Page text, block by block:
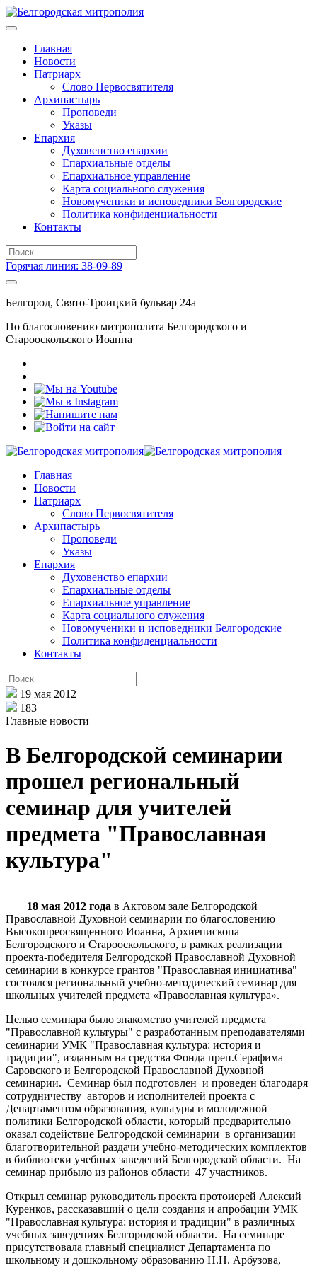
Главная
Новости
Патриарх
Слово Первосвятителя
Архипастырь
Проповеди
Указы
Епархия
Духовенство епархии
Епархиальные отделы
Епархиальное управление
Карта социального служения
Новомученики и исповедники Белгородские
Политика конфиденциальности
Контакты
Горячая линия: 38-09-89
Белгород, Свято-Троицкий бульвар 24а
По благословению митрополита Белгородского и
Старооскольского Иоанна
Главная
Новости
Патриарх
Слово Первосвятителя
Архипастырь
Проповеди
Указы
Епархия
Духовенство епархии
Епархиальные отделы
Епархиальное управление
Карта социального служения
Новомученики и исповедники Белгородские
Политика конфиденциальности
Контакты
19 мая 2012
183
Главные новости
В Белгородской семинарии
прошел региональный
семинар для учителей
предмета "Православная
культура"
18 мая 2012 года в Актовом зале Белгородской
Православной Духовной семинарии по благословению
Высокопреосвященного Иоанна, Архиепископа
Белгородского и Старооскольского, в рамках реализации
проекта-победителя Белгородской Православной Духовной
семинарии в конкурсе грантов "Православная инициатива"
состоялся региональный учебно-методический семинар для
школьных учителей предмета «Православная культура».
Целью семинара было знакомство учителей предмета
"Православной культуры" с разработанным преподавателями
семинарии УМК "Православная культура: история и
традиции", изданным на средства Фонда преп.Серафима
Саровского и Белгородской Православной Духовной
семинарии. Семинар был подготовлен и проведен благодаря
сотрудничеству авторов и исполнителей проекта с
Департаментом образования, культуры и молодежной
политики Белгородской области, который предварительно
оказал содействие Белгородской семинарии в организации
благотворительной раздачи учебно-методических комплектов
в библиотеки учебных заведений Белгородской области. На
семинар прибыло из районов области 47 участников.
Открыл семинар руководитель проекта протоиерей Алексий
Куренков, рассказавший о цели создания и апробации УМК
"Православная культура: история и традиции" в различных
учебных заведениях Белгородской области. На семинаре
присутствовала главный специалист Департамента по
школьному и дошкольному образованию Н.Н. Арбузова,